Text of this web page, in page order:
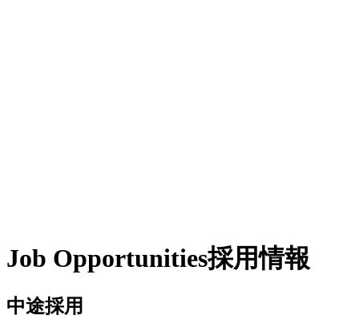
Job Opportunities採用情報
中途採用